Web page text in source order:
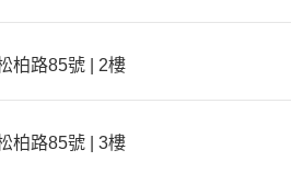
柏路85號 | 2樓
柏路85號 | 3樓